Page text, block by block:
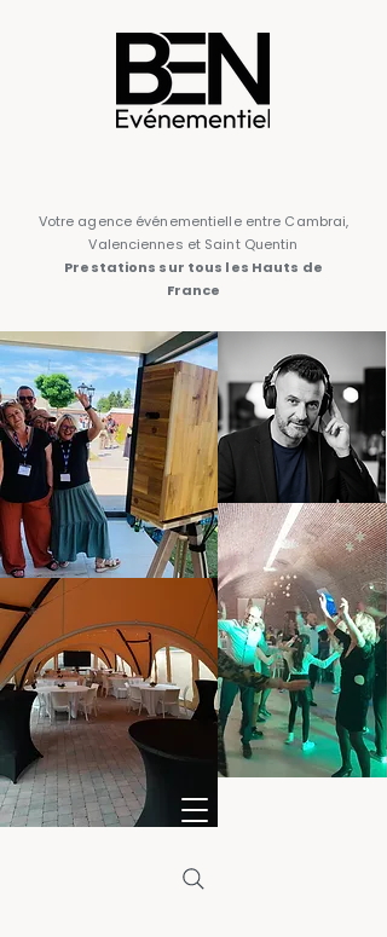
Votre agence événementielle entre Cambrai,
Valenciennes et Saint Quentin
Prestations sur tous les Hauts de
France